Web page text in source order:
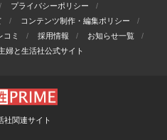
プライバシーポリシー
コンテンツ制作・編集ポリシー
コミ 採用情報
お知らせ一覧
婦と生活社公式サイト
社関連サイト